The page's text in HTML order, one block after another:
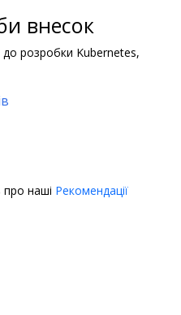
внесок
розробки Kubernetes,
наші Рекомендації